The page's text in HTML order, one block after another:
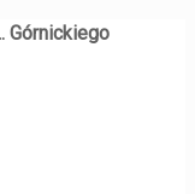
Górnickiego